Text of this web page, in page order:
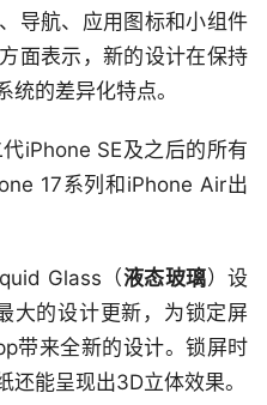
导航、应用图标和小组件
面表示，新的设计在保持
的差异化特点。
iPhone SE及之后的所有
17系列和iPhone Air出
Glass（液态玻璃）设
大的设计更新，为锁定屏
带来全新的设计。锁屏时
还能呈现出3D立体效果。